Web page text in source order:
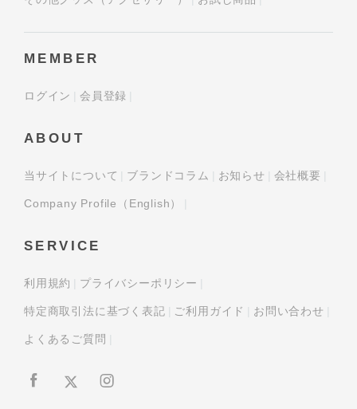
MEMBER
ログイン 会員登録
ABOUT
当サイトについて ブランドコラム お知らせ 会社概要
Company Profile（English）
SERVICE
利用規約 プライバシーポリシー
特定商取引法に基づく表記 ご利用ガイド お問い合わせ
よくあるご質問